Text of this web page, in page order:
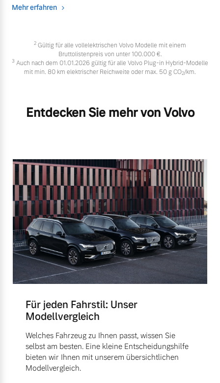
Mehr erfahren
2 Gültig für alle vollelektrischen Volvo Modelle mit einem
Bruttolistenpreis von unter 100.000 €.
3 Auch nach dem 01.01.2026 gültig für alle Volvo Plug-in Hybrid-Modelle
mit min. 80 km elektrischer Reichweite oder max. 50 g CO2/km.
Entdecken Sie mehr von Volvo
Für jeden Fahrstil: Unser
Modellvergleich
Welches Fahrzeug zu Ihnen passt, wissen Sie
selbst am besten. Eine kleine Entscheidungshilfe
bieten wir Ihnen mit unserem übersichtlichen
Modellvergleich.